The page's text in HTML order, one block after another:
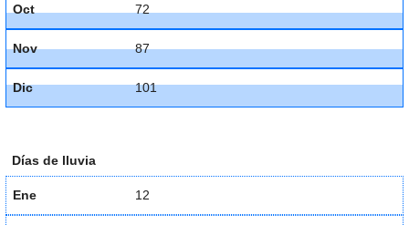
Oct 72
Nov 87
Dic 101
Días de lluvia
Ene 12